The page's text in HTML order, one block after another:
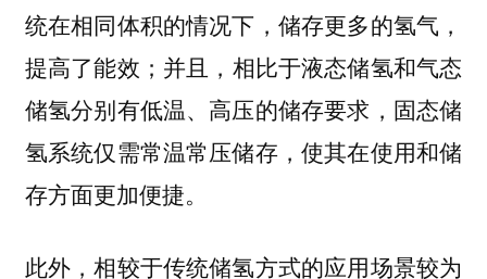
统在相同体积的情况下，储存更多的氢气，
提高了能效；并且，相比于液态储氢和气态
储氢分别有低温、高压的储存要求，固态储
氢系统仅需常温常压储存，使其在使用和储
存方面更加便捷。
此外，相较于传统储氢方式的应用场景较为